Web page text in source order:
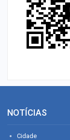
NOTÍCIAS
Cidade